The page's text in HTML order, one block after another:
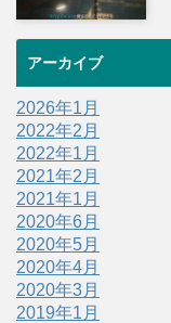
アーカイブ
2026年1月
2022年2月
2022年1月
2021年2月
2021年1月
2020年6月
2020年5月
2020年4月
2020年3月
2019年1月